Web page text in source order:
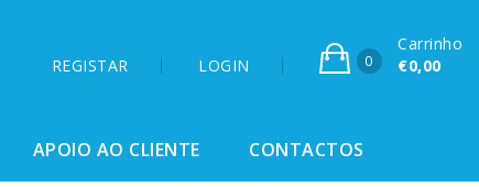
REGISTAR LOGIN 0
Carrinho
€0,00
APOIO AO CLIENTE CONTACTOS